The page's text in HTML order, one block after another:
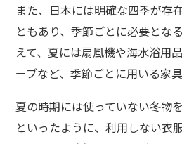
また、日本には明確な四季が存
ともあり、季節ごとに必要とな
えて、夏には扇風機や海水浴用
ーブなど、季節ごとに用いる家
夏の時期には使っていない冬物
といったように、利用しない衣